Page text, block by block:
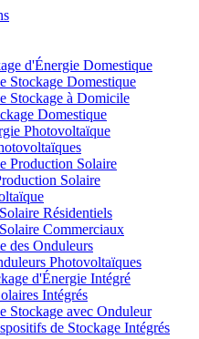
d'Énergie Domestique
Stockage Domestique
Stockage à Domicile
Domestique
Photovoltaïque
Production Solaire
Solaire
Résidentiels
Commerciaux
des Onduleurs
Photovoltaïques
d'Énergie Intégré
Intégrés
Stockage avec Onduleur
de Stockage Intégrés